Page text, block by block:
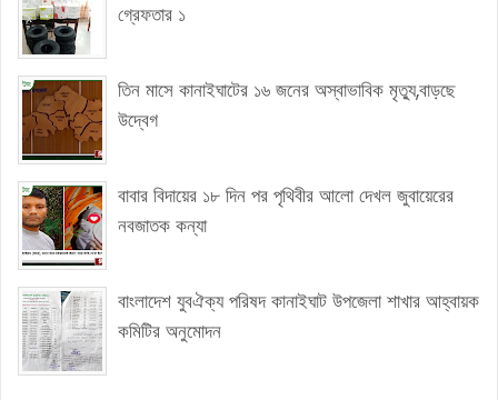
গ্রেফতার ১
তিন মাসে কানাইঘাটের ১৬ জনের অস্বাভাবিক মৃত্যু,বাড়ছে
উদ্বেগ
বাবার বিদায়ের ১৮ দিন পর পৃথিবীর আলো দেখল জুবায়েরের
নবজাতক কন্যা
বাংলাদেশ যুবঐক্য পরিষদ কানাইঘাট উপজেলা শাখার আহ্বায়ক
কমিটির অনুমোদন